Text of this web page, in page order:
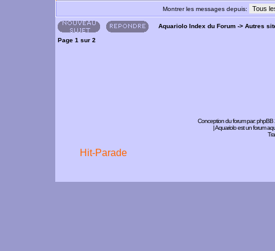
Montrer les messages depuis:
Aquariolo Index du Forum -> Autres
Page 1 sur 2
Conception du forum par:phpBB
| Aquariolo est un forum